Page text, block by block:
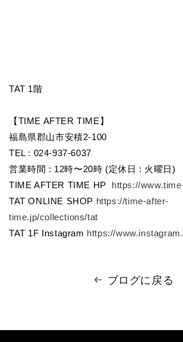
TAT 1階
【TIME AFTER TIME】
福島県郡山市安積2-100
TEL : 024-937-6037
営業時間 : 12時〜20時 (定休日 : 火曜日)
TIME AFTER TIME HP https://
TAT ONLINE SHOP https://time-after-
time.jp/collections/tat
TAT 1F Instagram https://
ブログに戻る